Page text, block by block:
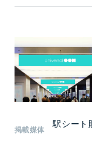
掲載媒体
駅シート